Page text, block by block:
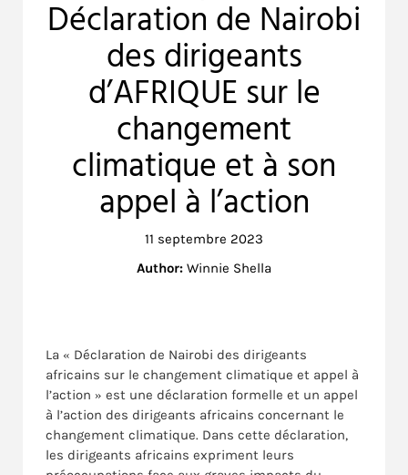
Déclaration de Nairobi
des dirigeants
d’AFRIQUE sur le
changement
climatique et à son
appel à l’action
11 septembre 2023
Author: Winnie Shella
La « Déclaration de Nairobi des dirigeants
africains sur le changement climatique et appel à
l’action » est une déclaration formelle et un appel
à l’action des dirigeants africains concernant le
changement climatique. Dans cette déclaration,
les dirigeants africains expriment leurs